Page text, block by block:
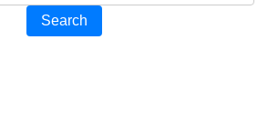
Search